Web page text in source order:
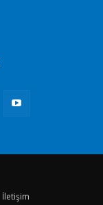
İletişim